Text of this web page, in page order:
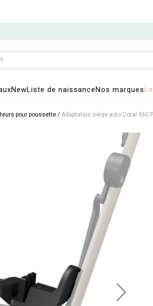
NewListe de naissanceNos marques
pour poussette / Adaptateur siège auto Coral 360